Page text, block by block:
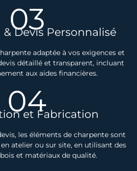
03
Devis Personnalisé
adaptée à vos exigences et
détaillé et transparent, incluant
aux aides financières.
04
et Fabrication
les éléments de charpente sont
atelier ou sur site, en utilisant des
et matériaux de qualité.